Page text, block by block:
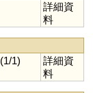
詳細資
料
(1/1)
詳細資
料